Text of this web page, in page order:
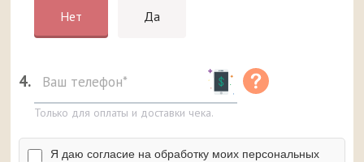
Нет Да
4.
Только для оплаты и доставки чека.
Я даю согласие на обработку моих персональных